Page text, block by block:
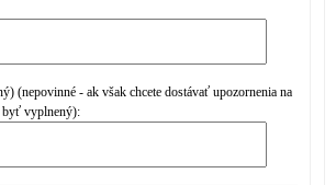
(nepovinné - ak však chcete dostávať upozornenia na
byť vyplnený):